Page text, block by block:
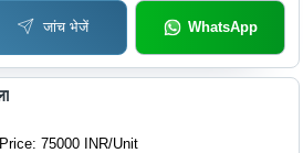
जांच भेजें WhatsApp
Price: 75000 INR/Unit